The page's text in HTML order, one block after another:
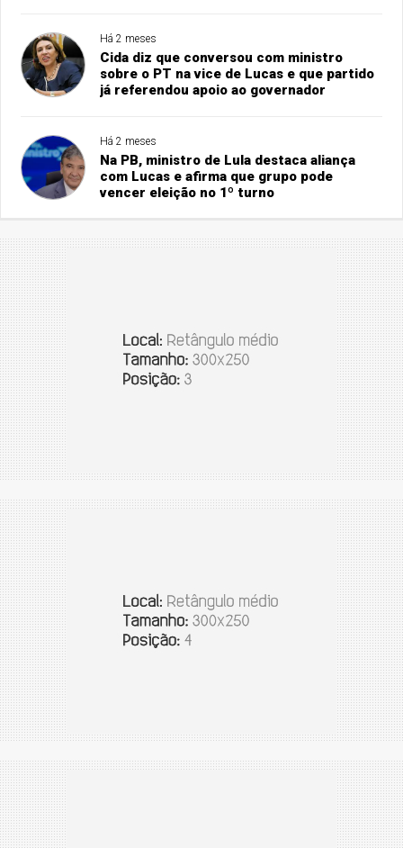
Há 2 meses
Cida diz que conversou com ministro
sobre o PT na vice de Lucas e que partido
já referendou apoio ao governador
Há 2 meses
Na PB, ministro de Lula destaca aliança
com Lucas e afirma que grupo pode
vencer eleição no 1º turno